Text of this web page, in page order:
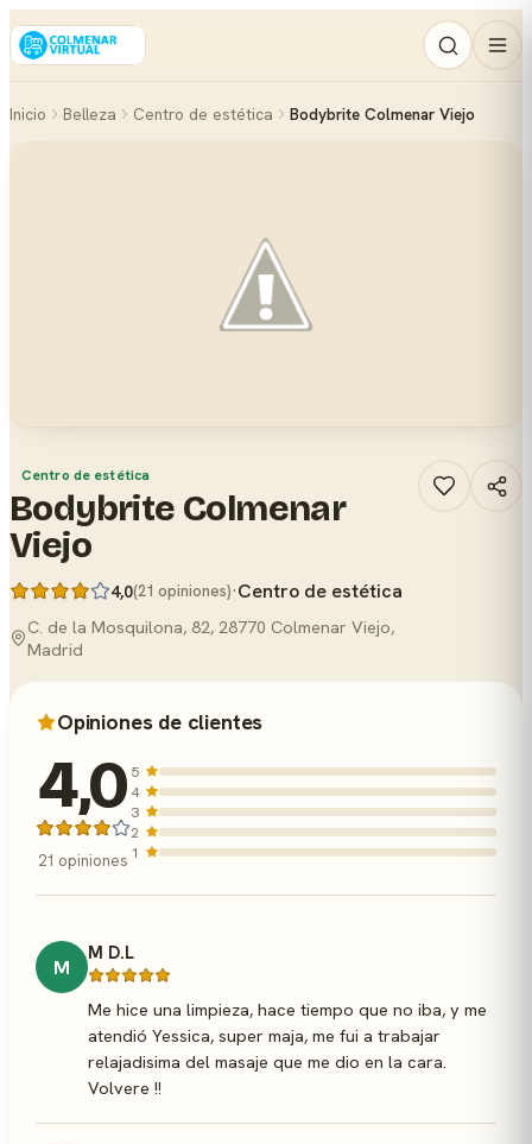
Inicio Belleza Centro de estética Bodybrite Colmenar Viejo
Centro de estética
Bodybrite Colmenar
Viejo
4,0(21 opiniones)·Centro de estética
C. de la Mosquilona, 82, 28770 Colmenar Viejo,
Madrid
Opiniones de clientes
4,0
21 opiniones
5
4
3
2
1
M
M D.L
Me hice una limpieza, hace tiempo que no iba, y me
atendió Yessica, super maja, me fui a trabajar
relajadisima del masaje que me dio en la cara.
Volvere !!